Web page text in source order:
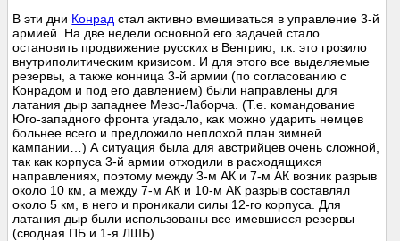
В эти дни Конрад стал активно вмешиваться в управление 3-й
армией. На две недели основной его задачей стало
остановить продвижение русских в Венгрию, т.к. это грозило
внутриполитическим кризисом. И для этого все выделяемые
резервы, а также конница 3-й армии (по согласованию с
Конрадом и под его давлением) были направлены для
латания дыр западнее Мезо-Лаборча. (Т.е. командование
Юго-западного фронта угадало, как можно ударить немцев
больнее всего и предложило неплохой план зимней
кампании…) А ситуация была для австрийцев очень сложной,
так как корпуса 3-й армии отходили в расходящихся
направлениях, поэтому между 3-м АК и 7-м АК возник разрыв
около 10 км, а между 7-м АК и 10-м АК разрыв составлял
около 5 км, в него и проникали силы 12-го корпуса. Для
латания дыр были использованы все имевшиеся резервы
(сводная ПБ и 1-я ЛШБ).